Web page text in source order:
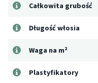
Całkowita grubość
Długość włosia
Waga na m²
Plastyfikatory